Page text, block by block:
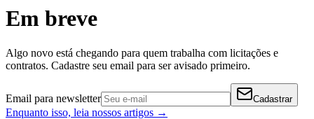
Em breve
Algo novo está chegando para quem trabalha com licitações e
contratos. Cadastre seu email para ser avisado primeiro.
Email para newsletter Cadastrar
Enquanto isso, leia nossos artigos →